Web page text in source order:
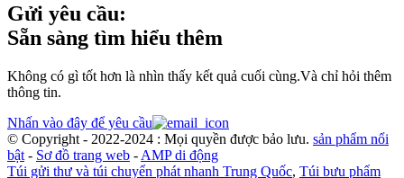
Gửi yêu cầu:
Sẵn sàng tìm hiểu thêm
Không có gì tốt hơn là nhìn thấy kết quả cuối cùng.Và chỉ hỏi thêm
thông tin.
Nhấn vào đây để yêu cầu
© Copyright - 2022-2024 : Mọi quyền được bảo lưu. sản phẩm nổi
bật - Sơ đồ trang web - AMP di động
Túi gửi thư và túi chuyển phát nhanh Trung Quốc, Túi bưu phẩm